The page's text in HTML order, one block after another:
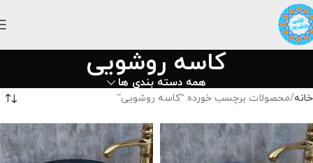
کاسه روشویی
همه دسته بندی ها
خانه محصولات برچسب خورده “کاسه روشویی”